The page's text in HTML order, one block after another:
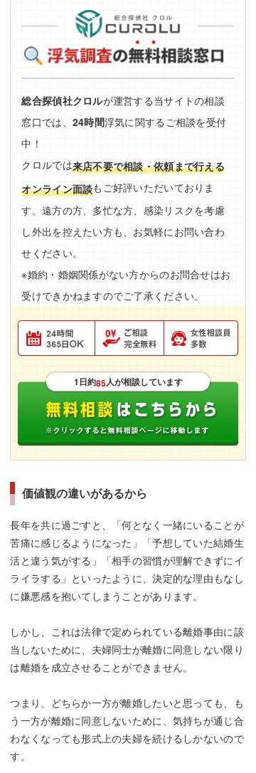
総合探偵社クロルが運営する当サイトの相談
窓口では、 24時間浮気に関するご相談を受付
中！
クロルでは来店不要で相談・依頼まで行える
オンライン面談もご好評いただいておりま
す。遠方の方、多忙な方、感染リスクを考慮
し外出を控えたい方も、お気軽にお問い合わ
せください。
※婚約・婚姻関係がない方からのお問合せはお
受けできかねますのでご了承ください。
1日約85人が相談しています
価値観の違いがあるから
長年を共に過ごすと、「何となく一緒にいることが
苦痛に感じるようになった」「予想していた結婚生
活と違う気がする」「相手の習慣が理解できずにイ
ライラする」といったように、決定的な理由もなし
に嫌悪感を抱いてしまうことがあります。
しかし、これは法律で定められている離婚事由に該
当しないために、夫婦同士が離婚に同意しない限り
は離婚を成立させることができません。
つまり、どちらか一方が離婚したいと思っても、も
う一方が離婚に同意しないために、気持ちが通じ合
わなくなっても形式上の夫婦を続けるしかないので
す。